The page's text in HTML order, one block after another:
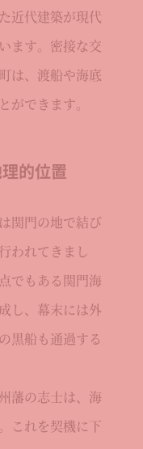
近代建築が現代
ます。密接な交
は、渡船や海底
ができます。
的位置
関門の地で結び
われてきまし
でもある関門海
し、幕末には外
黒船も通過する
藩の志士は、海
これを契機に下